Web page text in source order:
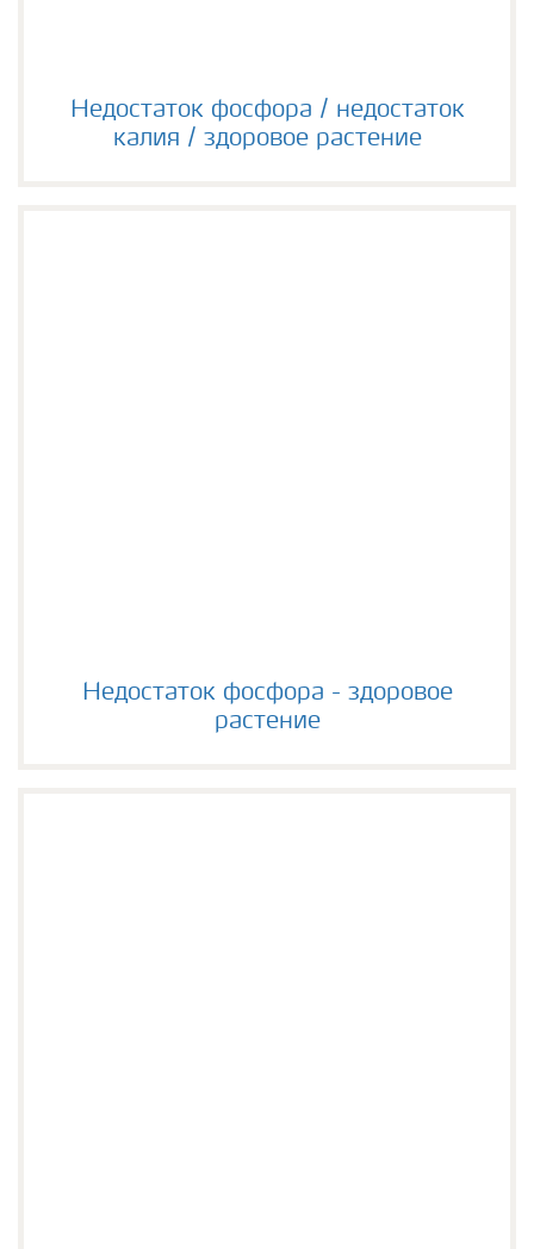
Недостаток фосфора / недостаток калия / здоровое
Недостаток фосфора / недостаток
калия / здоровое растение
Недостаток фосфора - здоровое растение
Недостаток фосфора - здоровое
растение